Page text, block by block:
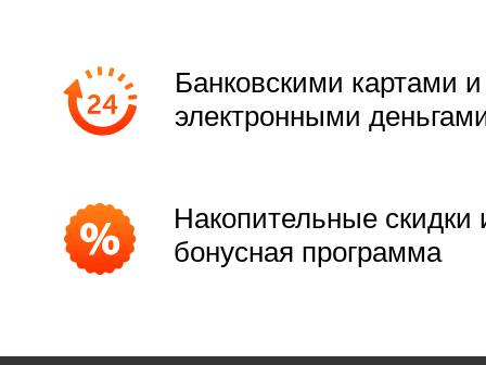
Банковскими картами и
электронными
Накопительные скидки
бонусная программа